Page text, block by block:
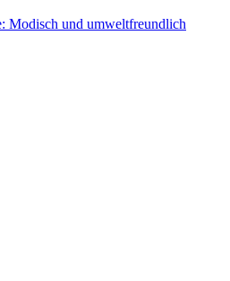
Modisch und umweltfreundlich